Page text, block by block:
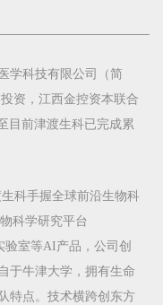
学科技有限公司（简
资，江西金控资本联合
目前津渡生科已完成累
科手握全球前沿生物科
科学研究平台
室等AI产品，公司创
于牛津大学，拥有生命
特点。技术横跨创东方